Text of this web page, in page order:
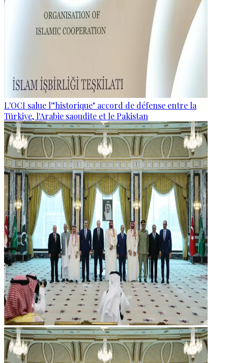
L'OCI salue l'"historique" accord de défense entre la
Türkiye, l'Arabie saoudite et le Pakistan